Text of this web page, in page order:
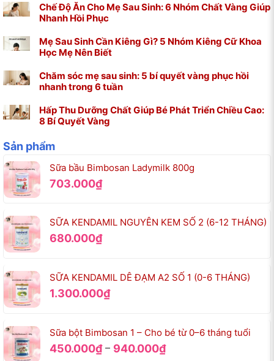
Chế Độ Ăn Cho Mẹ Sau Sinh: 6 Nhóm Chất Vàng Giúp
Nhanh Hồi Phục
Mẹ Sau Sinh Cần Kiêng Gì? 5 Nhóm Kiêng Cữ Khoa
Học Mẹ Nên Biết
Chăm sóc mẹ sau sinh: 5 bí quyết vàng phục hồi
nhanh trong 6 tuần
Hấp Thu Dưỡng Chất Giúp Bé Phát Triển Chiều Cao:
8 Bí Quyết Vàng
Sản phẩm
Sữa bầu Bimbosan Ladymilk 800g
703.000₫
SỮA KENDAMIL NGUYÊN KEM SỐ 2 (6-12 THÁNG)
680.000₫
SỮA KENDAMIL DÊ ĐẠM A2 SỐ 1 (0-6 THÁNG)
1.300.000₫
Sữa bột Bimbosan 1 – Cho bé từ 0–6 tháng tuổi
450.000₫ – 940.000₫Khoảng